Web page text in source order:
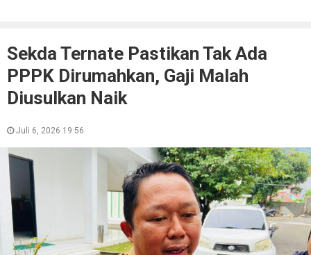
Sekda Ternate Pastikan Tak Ada
PPPK Dirumahkan, Gaji Malah
Diusulkan Naik
Juli 6, 2026 19:56